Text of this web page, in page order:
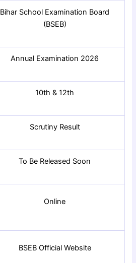
Bihar School Examination Board
(BSEB)
Annual Examination 2026
10th & 12th
Scrutiny Result
To Be Released Soon
Online
BSEB Official Website